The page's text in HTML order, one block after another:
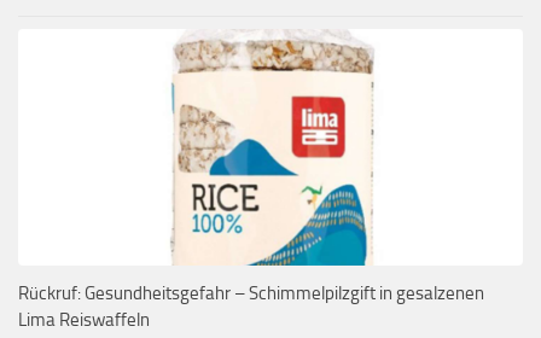
Rückruf: Gesundheitsgefahr – Schimmelpilzgift in gesalzenen
Lima Reiswaffeln